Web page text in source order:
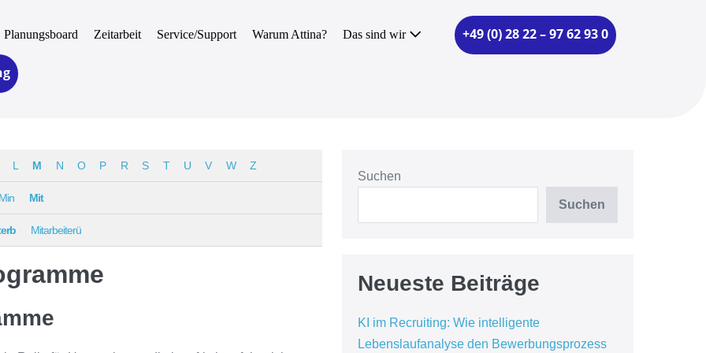
Planungsboard Zeitarbeit Service/Support Warum Attina? Das sind wir +49 (0) 28 22 – 97 62 93 0
L M N O P R S T U V W Z
Min Mit
Mitarbeiterü
Suchen
Suchen
Neueste Beiträge
KI im Recruiting: Wie intelligente
Lebenslaufanalyse den Bewerbungsprozess